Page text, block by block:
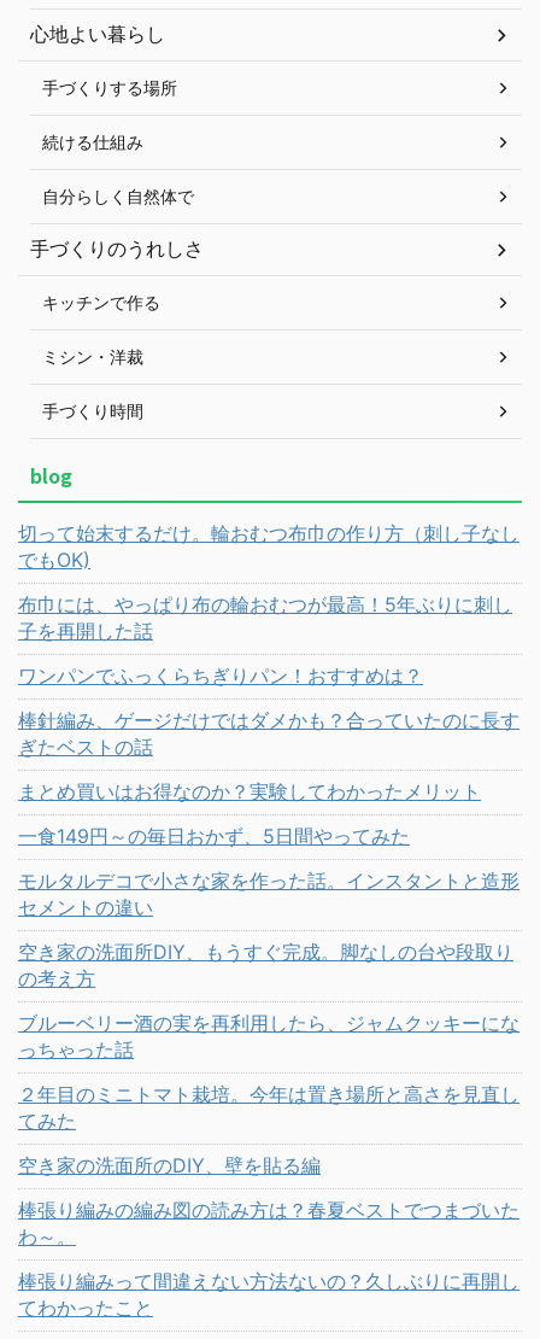
心地よい暮らし
手づくりする場所
続ける仕組み
自分らしく自然体で
手づくりのうれしさ
キッチンで作る
ミシン・洋裁
手づくり時間
blog
切って始末するだけ。輪おむつ布巾の作り方（刺し子なし
でもOK)
布巾には、やっぱり布の輪おむつが最高！5年ぶりに刺し
子を再開した話
ワンパンでふっくらちぎりパン！おすすめは？
棒針編み、ゲージだけではダメかも？合っていたのに長す
ぎたベストの話
まとめ買いはお得なのか？実験してわかったメリット
一食149円～の毎日おかず、5日間やってみた
モルタルデコで小さな家を作った話。インスタントと造形
セメントの違い
空き家の洗面所DIY、もうすぐ完成。脚なしの台や段取り
の考え方
ブルーベリー酒の実を再利用したら、ジャムクッキーにな
っちゃった話
２年目のミニトマト栽培。今年は置き場所と高さを見直し
てみた
空き家の洗面所のDIY、壁を貼る編
棒張り編みの編み図の読み方は？春夏ベストでつまづいた
わ～。
棒張り編みって間違えない方法ないの？久しぶりに再開し
てわかったこと